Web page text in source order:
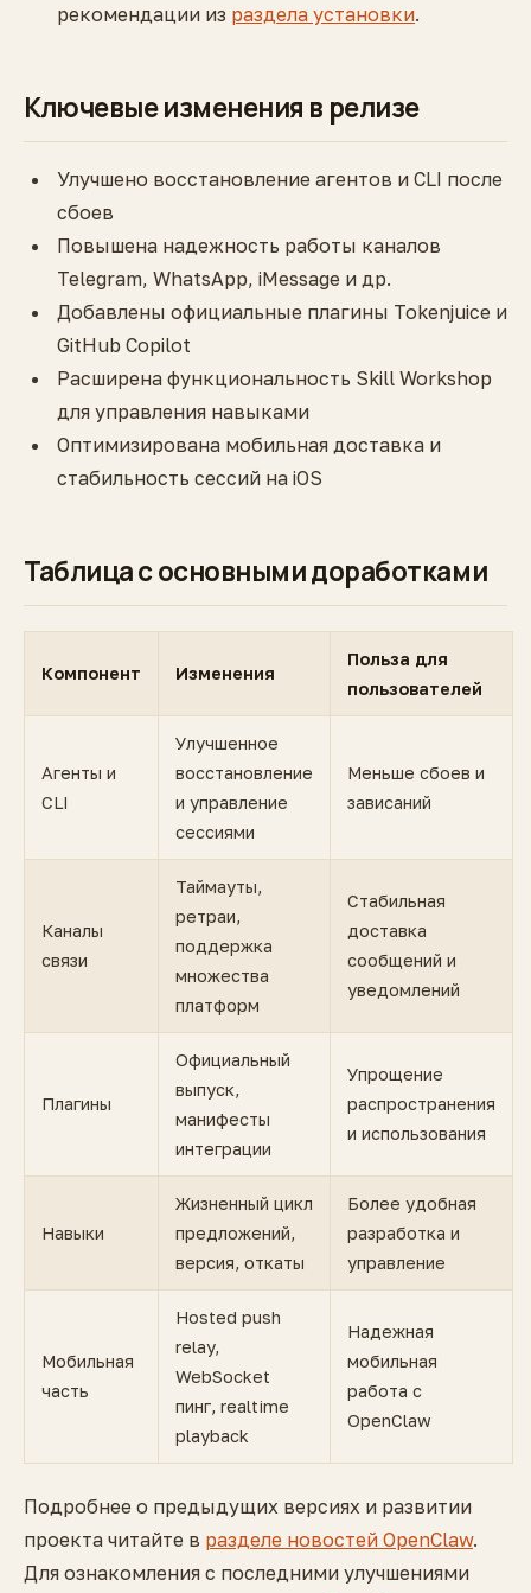
рекомендации из раздела установки.
Ключевые изменения в релизе
Улучшено восстановление агентов и CLI после
сбоев
Повышена надежность работы каналов
Telegram, WhatsApp, iMessage и др.
Добавлены официальные плагины Tokenjuice и
GitHub Copilot
Расширена функциональность Skill Workshop
для управления навыками
Оптимизирована мобильная доставка и
стабильность сессий на iOS
Таблица с основными доработками
Компонент Изменения
Польза для
пользователей
Агенты и
CLI
Улучшенное
восстановление
и управление
сессиями
Меньше сбоев и
зависаний
Каналы
связи
Таймауты,
ретраи,
поддержка
множества
платформ
Стабильная
доставка
сообщений и
уведомлений
Плагины
Официальный
выпуск,
манифесты
интеграции
Упрощение
распространения
и использования
Навыки
Жизненный цикл
предложений,
версия, откаты
Более удобная
разработка и
управление
Мобильная
часть
Hosted push
relay,
WebSocket
пинг, realtime
playback
Надежная
мобильная
работа с
OpenClaw
Подробнее о предыдущих версиях и развитии
проекта читайте в разделе новостей OpenClaw.
Для ознакомления с последними улучшениями